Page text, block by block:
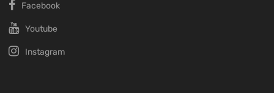
Facebook
Youtube
Instagram